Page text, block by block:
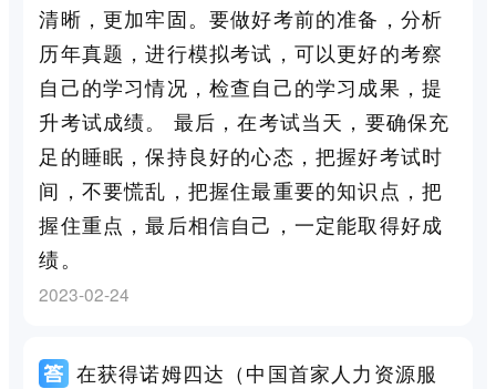
清晰，更加牢固。要做好考前的准备，分析
历年真题，进行模拟考试，可以更好的考察
自己的学习情况，检查自己的学习成果，提
升考试成绩。 最后，在考试当天，要确保充
足的睡眠，保持良好的心态，把握好考试时
间，不要慌乱，把握住最重要的知识点，把
握住重点，最后相信自己，一定能取得好成
绩。
2023-02-24
在获得诺姆四达（中国首家人力资源服